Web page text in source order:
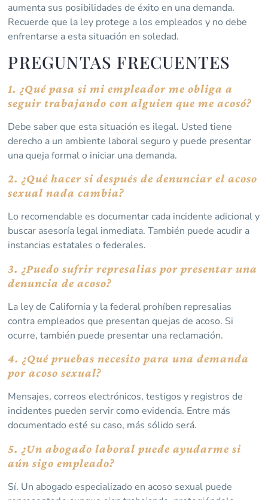
aumenta sus posibilidades de éxito en una demanda.
Recuerde que la ley protege a los empleados y no debe
enfrentarse a esta situación en soledad.
PREGUNTAS FRECUENTES
1. ¿Qué pasa si mi empleador me obliga a
seguir trabajando con alguien que me acosó?
Debe saber que esta situación es ilegal. Usted tiene
derecho a un ambiente laboral seguro y puede presentar
una queja formal o iniciar una demanda.
2. ¿Qué hacer si después de denunciar el acoso
sexual nada cambia?
Lo recomendable es documentar cada incidente adicional y
buscar asesoría legal inmediata. También puede acudir a
instancias estatales o federales.
3. ¿Puedo sufrir represalias por presentar una
denuncia de acoso?
La ley de California y la federal prohíben represalias
contra empleados que presentan quejas de acoso. Si
ocurre, también puede presentar una reclamación.
4. ¿Qué pruebas necesito para una demanda
por acoso sexual?
Mensajes, correos electrónicos, testigos y registros de
incidentes pueden servir como evidencia. Entre más
documentado esté su caso, más sólido será.
5. ¿Un abogado laboral puede ayudarme si
aún sigo empleado?
Sí. Un abogado especializado en acoso sexual puede